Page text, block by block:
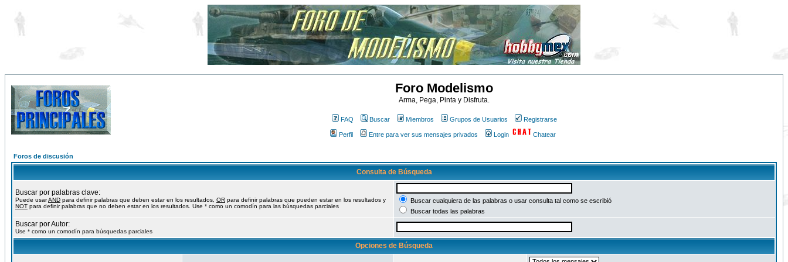
Foro Modelismo
Arma, Pega, Pinta y Disfruta.
FAQ Buscar Miembros Grupos de Usuarios Registrarse
Perfil Entre para ver sus mensajes privados Login Chatear
Foros de discusión
Consulta de Búsqueda
Buscar por palabras clave:
Puede usarAND para definir palabras que deben estar en los resultados, OR para definir palabras que pueden estar en los resultados y
NOT para definir palabras que no deben estar en los resultados. Use * como un comodín para las búsquedas parciales
Buscar cualquiera de las palabras o usar consulta tal como se escribió
Buscar todas las palabras
Buscar por Autor:
Use * como un comodín para búsquedas parciales
Opciones de Búsqueda